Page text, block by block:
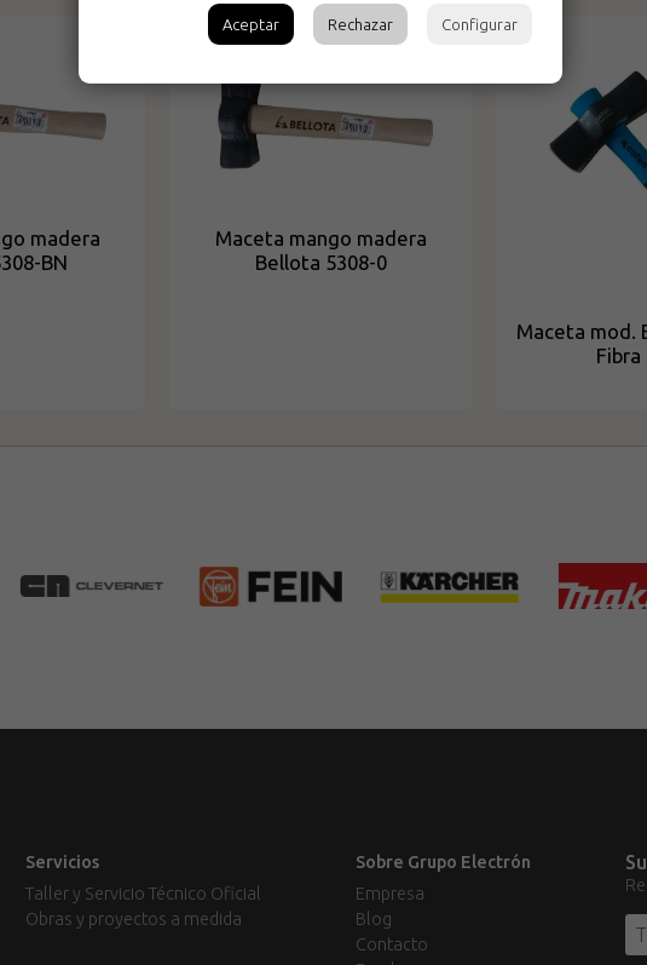
madera
BN
Maceta mango madera
Bellota 5308-0
Maceta mod.
Fibra
Servicios
Taller y Servicio Técnico Oficial
Obras y proyectos a medida
Sobre Grupo Electrón
Empresa
Blog
Contacto
Aceptar Rechazar Configurar